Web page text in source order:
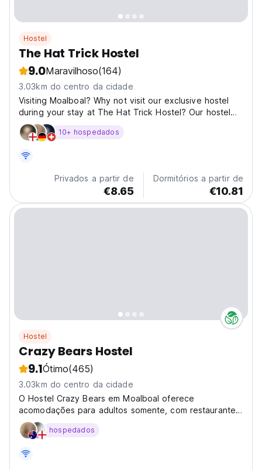
Hostel
The Hat Trick Hostel
9.0Maravilhoso(164)
3.03km do centro da cidade
Visiting Moalboal? Why not visit our exclusive hostel
during your stay at The Hat Trick Hostel? Our hostel
offers a completely new design with it's unique roof
and native wood, with our hand crafted furniture in all
10+ hospedados
Privados a partir de
€8.65
Dormitórios a partir de
€10.81
Hostel
Crazy Bears Hostel
9.1Ótimo(465)
3.03km do centro da cidade
O Hostel Crazy Bears em Moalboal oferece
acomodações para adultos somente, com restaurante,
bar e jardim.
hospedados